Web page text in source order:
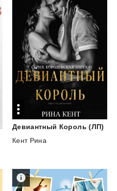
Девиантный Король (ЛП)
Кент Рина